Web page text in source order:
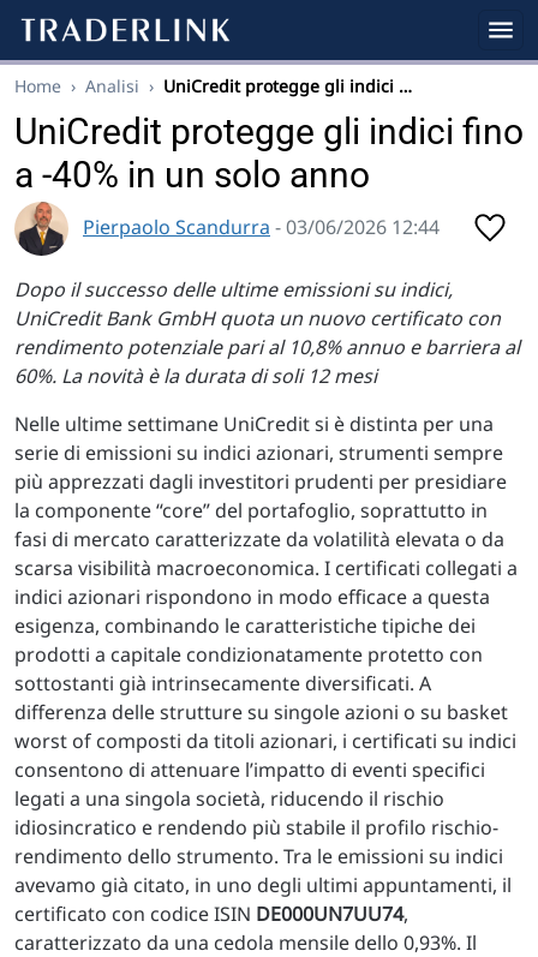
Home › Analisi › UniCredit protegge gli indici …
UniCredit protegge gli indici fino
a -40% in un solo anno
Pierpaolo Scandurra - 03/06/2026 12:44
Dopo il successo delle ultime emissioni su indici,
UniCredit Bank GmbH quota un nuovo certificato con
rendimento potenziale pari al 10,8% annuo e barriera al
60%. La novità è la durata di soli 12 mesi
Nelle ultime settimane UniCredit si è distinta per una
serie di emissioni su indici azionari, strumenti sempre
più apprezzati dagli investitori prudenti per presidiare
la componente “core” del portafoglio, soprattutto in
fasi di mercato caratterizzate da volatilità elevata o da
scarsa visibilità macroeconomica. I certificati collegati a
indici azionari rispondono in modo efficace a questa
esigenza, combinando le caratteristiche tipiche dei
prodotti a capitale condizionatamente protetto con
sottostanti già intrinsecamente diversificati. A
differenza delle strutture su singole azioni o su basket
worst of composti da titoli azionari, i certificati su indici
consentono di attenuare l’impatto di eventi specifici
legati a una singola società, riducendo il rischio
idiosincratico e rendendo più stabile il profilo rischio-
rendimento dello strumento. Tra le emissioni su indici
avevamo già citato, in uno degli ultimi appuntamenti, il
certificato con codice ISIN DE000UN7UU74,
caratterizzato da una cedola mensile dello 0,93%. Il